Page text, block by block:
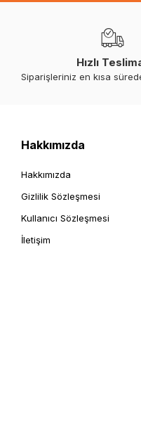
Hızlı
Siparişleriniz en kısa
Hakkımızda
Hakkımızda
Gizlilik Sözleşmesi
Kullanıcı Sözleşmesi
İletişim